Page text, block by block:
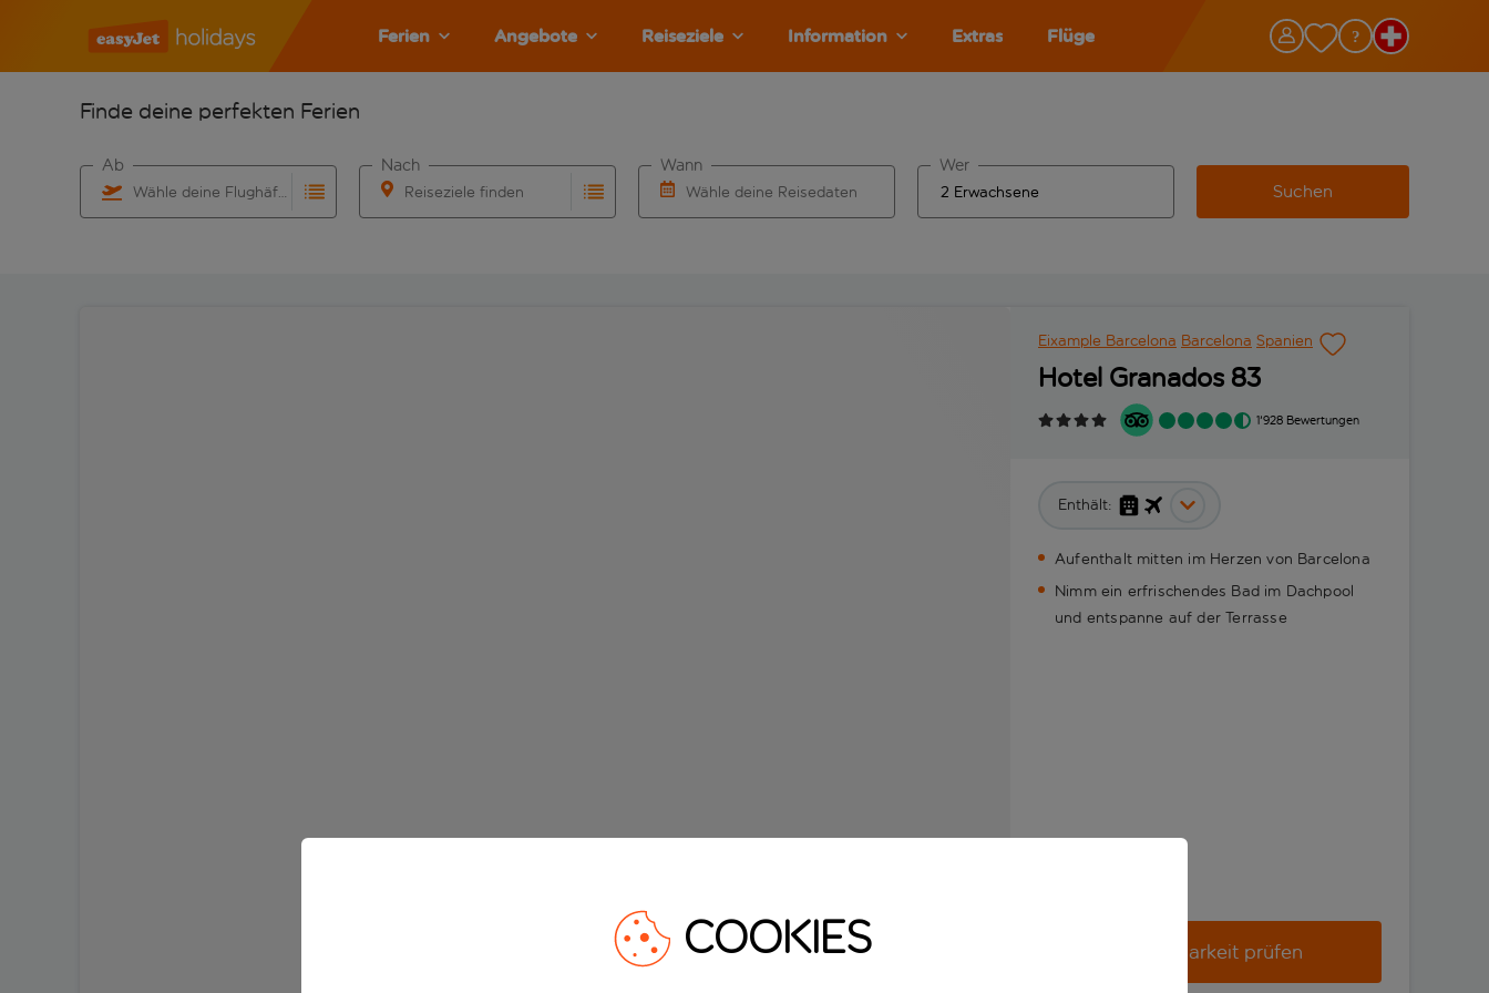
Ferien Angebote Reiseziele Information Extras Flüge
Finde deine perfekten Ferien
Wähle deine Flughäfen
Ab
Reiseziele finden
Nach
Wähle deine Reisedaten
Wann Wer
Suchen
Eixample Barcelona Barcelona Spanien
Hotel Granados 83
1'928 Bewertungen
Enthält:
Aufenthalt mitten im Herzen von Barcelona
Nimm ein erfrischendes Bad im Dachpool
und entspanne auf der Terrasse
Verfügbarkeit prüfen
COOKIES